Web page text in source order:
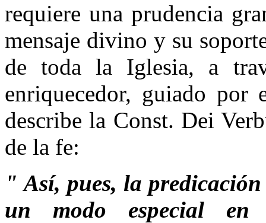
requiere una prudencia
mensaje divino y su
de toda la Iglesia, a
enriquecedor, guiado por
describe la Const. Dei
de la fe:
" Así, pues, la
un modo especial en